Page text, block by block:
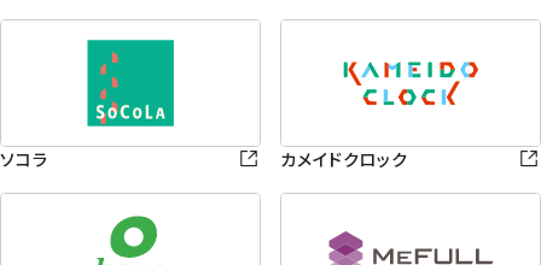
ソコラ カメイドクロック